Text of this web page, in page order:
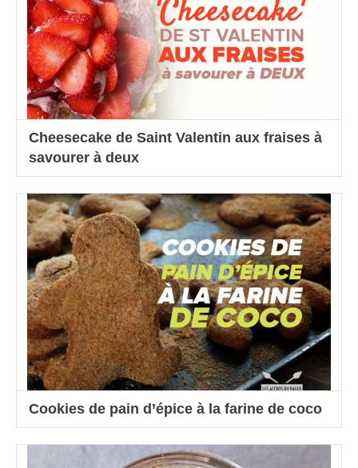
Cheesecake de Saint Valentin aux fraises à
savourer à deux
Cookies de pain d’épice à la farine de coco